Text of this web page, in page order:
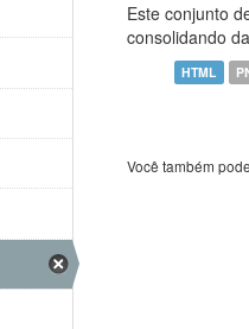
Este conjunto
consolidando
HTML
Você também